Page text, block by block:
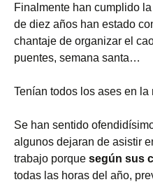
Finalmente han cumplido
de diez años han estado
chantaje de organizar el
puentes, semana santa…
Tenían todos los ases en
Se han sentido
algunos dejaran de asistir
trabajo porque según sus
todas las horas del año,